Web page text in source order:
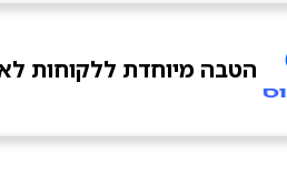
הטבה מיוחדת ללקוחות